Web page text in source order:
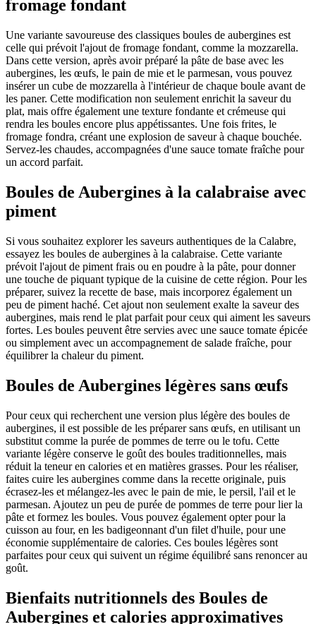
fromage fondant
Une variante savoureuse des classiques boules de aubergines est
celle qui prévoit l'ajout de fromage fondant, comme la mozzarella.
Dans cette version, après avoir préparé la pâte de base avec les
aubergines, les œufs, le pain de mie et le parmesan, vous pouvez
insérer un cube de mozzarella à l'intérieur de chaque boule avant de
les paner. Cette modification non seulement enrichit la saveur du
plat, mais offre également une texture fondante et crémeuse qui
rendra les boules encore plus appétissantes. Une fois frites, le
fromage fondra, créant une explosion de saveur à chaque bouchée.
Servez-les chaudes, accompagnées d'une sauce tomate fraîche pour
un accord parfait.
Boules de Aubergines à la calabraise avec
piment
Si vous souhaitez explorer les saveurs authentiques de la Calabre,
essayez les boules de aubergines à la calabraise. Cette variante
prévoit l'ajout de piment frais ou en poudre à la pâte, pour donner
une touche de piquant typique de la cuisine de cette région. Pour les
préparer, suivez la recette de base, mais incorporez également un
peu de piment haché. Cet ajout non seulement exalte la saveur des
aubergines, mais rend le plat parfait pour ceux qui aiment les saveurs
fortes. Les boules peuvent être servies avec une sauce tomate épicée
ou simplement avec un accompagnement de salade fraîche, pour
équilibrer la chaleur du piment.
Boules de Aubergines légères sans œufs
Pour ceux qui recherchent une version plus légère des boules de
aubergines, il est possible de les préparer sans œufs, en utilisant un
substitut comme la purée de pommes de terre ou le tofu. Cette
variante légère conserve le goût des boules traditionnelles, mais
réduit la teneur en calories et en matières grasses. Pour les réaliser,
faites cuire les aubergines comme dans la recette originale, puis
écrasez-les et mélangez-les avec le pain de mie, le persil, l'ail et le
parmesan. Ajoutez un peu de purée de pommes de terre pour lier la
pâte et formez les boules. Vous pouvez également opter pour la
cuisson au four, en les badigeonnant d'un filet d'huile, pour une
économie supplémentaire de calories. Ces boules légères sont
parfaites pour ceux qui suivent un régime équilibré sans renoncer au
goût.
Bienfaits nutritionnels des Boules de
Aubergines et calories approximatives